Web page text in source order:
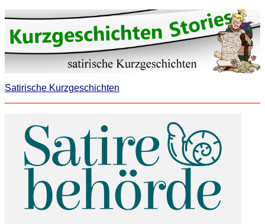
Satirische Kurzgeschichten